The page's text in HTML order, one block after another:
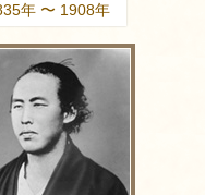
年 〜 1908年